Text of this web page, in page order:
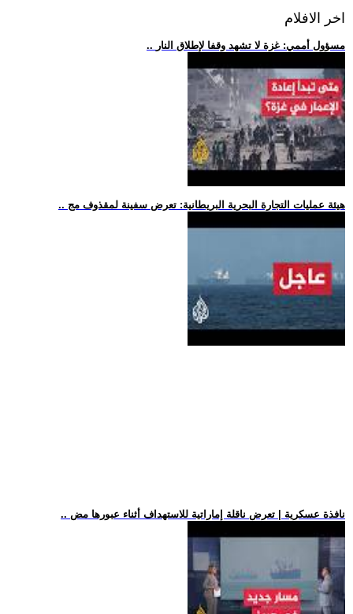
اخر الافلام
.. مسؤول أممي: غزة لا تشهد وقفا لإطلاق النار
.. هيئة عمليات التجارة البحرية البريطانية: تعرض سفينة لمقذوف مج
.. نافذة عسكرية | تعرض ناقلة إماراتية للاستهداف أثناء عبورها مض